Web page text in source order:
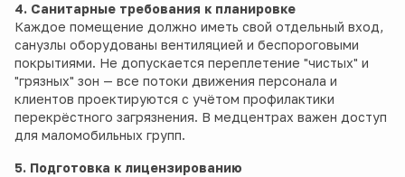
4. Санитарные требования к планировке
Каждое помещение должно иметь свой отдельный вход,
санузлы оборудованы вентиляцией и беспороговыми
покрытиями. Не допускается переплетение "чистых" и
"грязных" зон — все потоки движения персонала и
клиентов проектируются с учётом профилактики
перекрёстного загрязнения. В медцентрах важен доступ
для маломобильных групп.
5. Подготовка к лицензированию